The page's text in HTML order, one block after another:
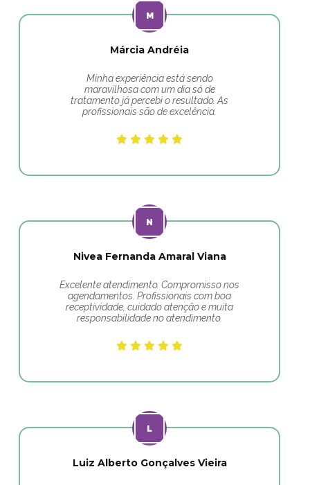
Márcia Andréia
Minha experiência está sendo
maravilhosa com um dia só de
tratamento já percebi o resultado. As
profissionais são de excelência.
Nivea Fernanda Amaral Viana
Excelente atendimento. Compromisso nos
agendamentos. Profissionais com boa
receptividade, cuidado atenção e muita
responsabilidade no atendimento.
Luiz Alberto Gonçalves Vieira